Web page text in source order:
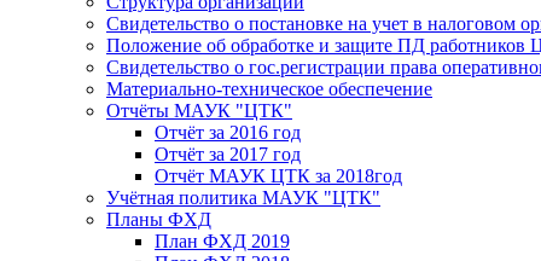
Свидетельство о постановке на учет в налоговом
Положение об обработке и защите ПД работников
Свидетельство о гос.регистрации права
Материально-техническое обеспечение
Отчёты МАУК "ЦТК"
Отчёт за 2016 год
Отчёт за 2017 год
Отчёт МАУК ЦТК за 2018год
Учётная политика МАУК "ЦТК"
Планы ФХД
План ФХД 2019